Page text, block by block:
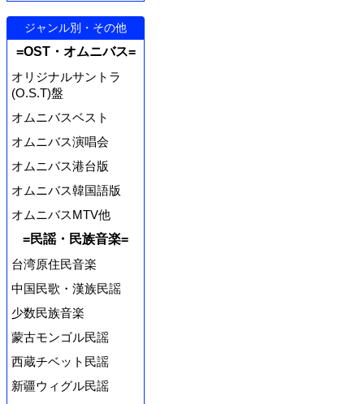
ジャンル別・その他
=OST・オムニバス=
オリジナルサントラ
(O.S.T)盤
オムニバスベスト
オムニバス演唱会
オムニバス港台版
オムニバス韓国語版
オムニバスMTV他
=民謡・民族音楽=
台湾原住民音楽
中国民歌・漢族民謡
少数民族音楽
蒙古モンゴル民謡
西蔵チベット民謡
新疆ウィグル民謡